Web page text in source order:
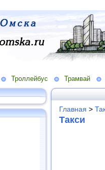
Троллейбус Трамвай
Главная >
Такси